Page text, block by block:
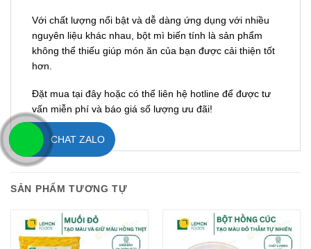
Với chất lượng nổi bật và dễ dàng ứng dụng với nhiều
nguyên liệu khác nhau, bột mì biến tính là sản phẩm
không thể thiếu giúp món ăn của bạn được cải thiện tốt
hơn.
Đặt mua tại đây hoặc có thể liên hệ hotline để được tư
vấn miễn phí và báo giá số lượng ưu đãi!
SẢN PHẨM TƯƠNG TỰ
CHAT ZALO